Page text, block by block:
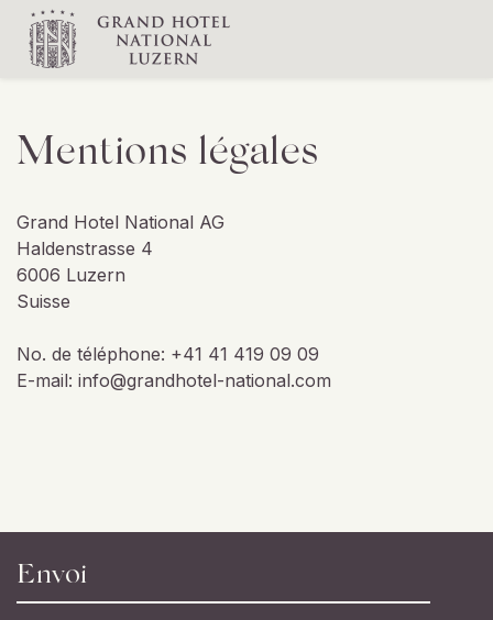
Mentions légales
Grand Hotel National AG
Haldenstrasse 4
6006 Luzern
Suisse
No. de téléphone: +41 41 419 09 09
E-mail: info@grandhotel-national.com
Envoi